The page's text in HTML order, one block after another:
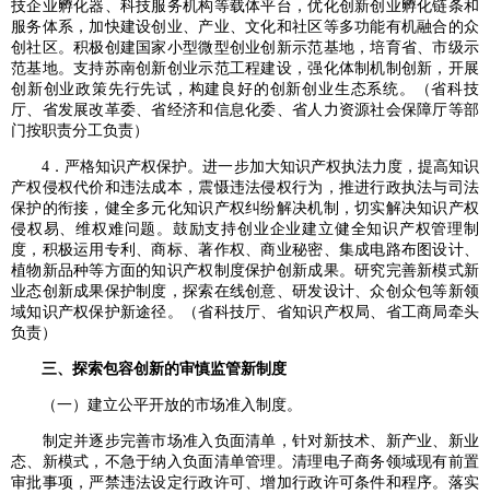
技企业孵化器、科技服务机构等载体平台，优化创新创业孵化链条和
服务体系，加快建设创业、产业、文化和社区等多功能有机融合的众
创社区。积极创建国家小型微型创业创新示范基地，培育省、市级示
范基地。支持苏南创新创业示范工程建设，强化体制机制创新，开展
创新创业政策先行先试，构建良好的创新创业生态系统。（省科技
厅、省发展改革委、省经济和信息化委、省人力资源社会保障厅等部
门按职责分工负责）
4．严格知识产权保护。进一步加大知识产权执法力度，提高知识
产权侵权代价和违法成本，震慑违法侵权行为，推进行政执法与司法
保护的衔接，健全多元化知识产权纠纷解决机制，切实解决知识产权
侵权易、维权难问题。鼓励支持创业企业建立健全知识产权管理制
度，积极运用专利、商标、著作权、商业秘密、集成电路布图设计、
植物新品种等方面的知识产权制度保护创新成果。研究完善新模式新
业态创新成果保护制度，探索在线创意、研发设计、众创众包等新领
域知识产权保护新途径。（省科技厅、省知识产权局、省工商局牵头
负责）
三、探索包容创新的审慎监管新制度
（一）建立公平开放的市场准入制度。
制定并逐步完善市场准入负面清单，针对新技术、新产业、新业
态、新模式，不急于纳入负面清单管理。清理电子商务领域现有前置
审批事项，严禁违法设定行政许可、增加行政许可条件和程序。落实